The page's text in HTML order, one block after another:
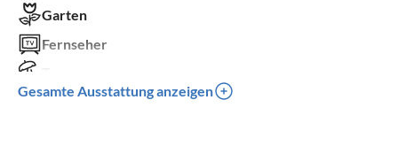
Garten
Fernseher
Spülmaschine
Gesamte Ausstattung anzeigen